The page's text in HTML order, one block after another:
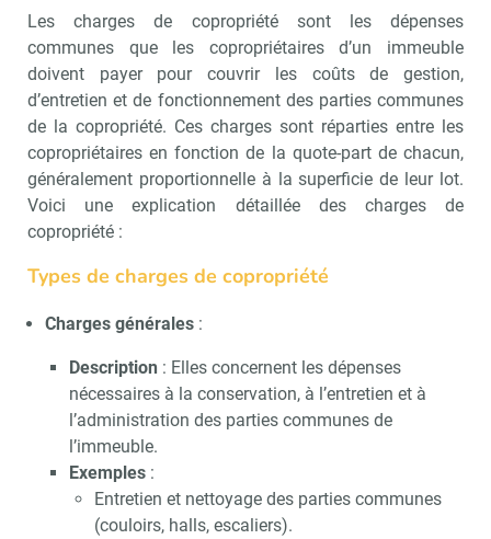
Les charges de copropriété sont les dépenses
communes que les copropriétaires d’un immeuble
doivent payer pour couvrir les coûts de gestion,
d’entretien et de fonctionnement des parties communes
de la copropriété. Ces charges sont réparties entre les
copropriétaires en fonction de la quote-part de chacun,
généralement proportionnelle à la superficie de leur lot.
Voici une explication détaillée des charges de
copropriété :
Types de charges de copropriété
Charges générales:
Description : Elles concernent les dépenses
nécessaires à la conservation, à l’entretien et à
l’administration des parties communes de
l’immeuble.
Exemples :
Entretien et nettoyage des parties communes
(couloirs, halls, escaliers).